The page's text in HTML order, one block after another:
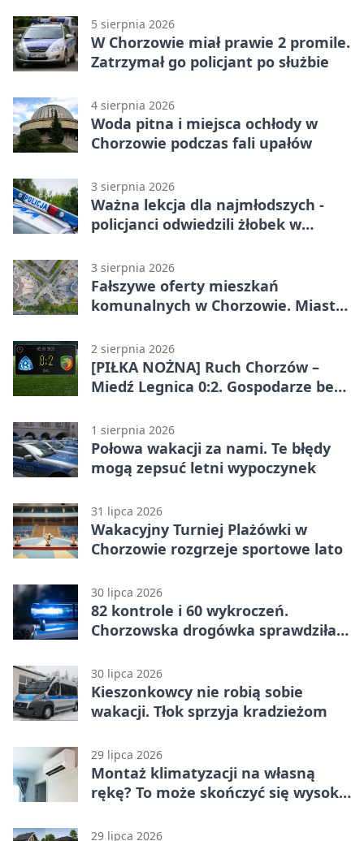
5 sierpnia 2026
W Chorzowie miał prawie 2 promile.
Zatrzymał go policjant po służbie
4 sierpnia 2026
Woda pitna i miejsca ochłody w
Chorzowie podczas fali upałów
3 sierpnia 2026
Ważna lekcja dla najmłodszych -
policjanci odwiedzili żłobek w
3 sierpnia 2026
Fałszywe oferty mieszkań
komunalnych w Chorzowie. Miasto
2 sierpnia 2026
[PIŁKA NOŻNA] Ruch Chorzów –
Miedź Legnica 0:2. Gospodarze bez
1 sierpnia 2026
Połowa wakacji za nami. Te błędy
mogą zepsuć letni wypoczynek
31 lipca 2026
Wakacyjny Turniej Plażówki w
Chorzowie rozgrzeje sportowe lato
30 lipca 2026
82 kontrole i 60 wykroczeń.
Chorzowska drogówka sprawdziła
30 lipca 2026
Kieszonkowcy nie robią sobie
wakacji. Tłok sprzyja kradzieżom
29 lipca 2026
Montaż klimatyzacji na własną
rękę? To może skończyć się wysoką
29 lipca 2026